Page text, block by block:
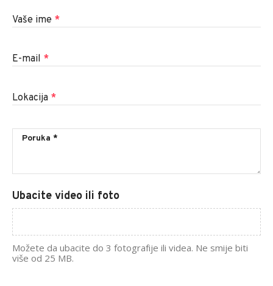
Vaše ime *
E-mail *
Lokacija *
Ubacite video ili foto
Možete da ubacite do 3 fotografije ili videa. Ne smije biti
više od 25 MB.